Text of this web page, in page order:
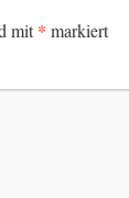
mit* markiert